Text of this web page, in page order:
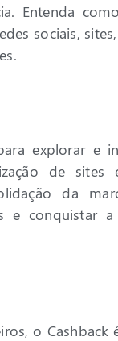
Entenda
sociais,
explorar e
de sites
da
e conquistar
o